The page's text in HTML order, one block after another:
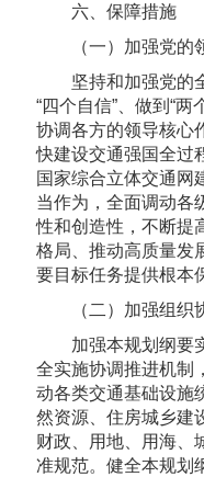
六、保障措施
（一）加强党的
坚持和加强党的全
“四个自信”、做到“两
协调各方的领导核心
快建设交通强国全过
国家综合立体交通网
当作为，全面调动各
性和创造性，不断提
格局、推动高质量发
要目标任务提供根本
（二）加强组织
加强本规划纲要实
全实施协调推进机制
动各类交通基础设施
然资源、住房城乡建
财政、用地、用海、
准规范。健全本规划